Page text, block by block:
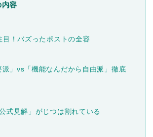
容
！バズったポストの全容
」vs「機能なんだから自由派」徹底
式見解」がじつは割れている